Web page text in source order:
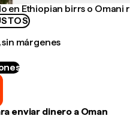
en Ethiopian birrs o Omani
márgenes
enviar dinero a Oman